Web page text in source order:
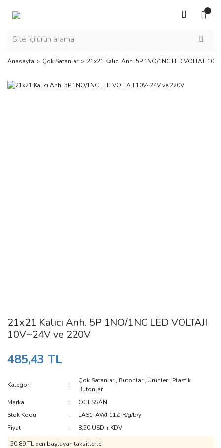
Anasayfa Çok Satanlar 21x21 Kalıcı Anh. 5P 1NO/1NC LED VOLTAJI
21x21 Kalıcı Anh. 5P 1NO/1NC LED VOLTAJI
10V~24V ve 220V
485,43 TL
Kategori
Çok Satanlar, Butonlar, Ürünler, Plastik
Butonlar
Marka
OGESSAN
Stok Kodu
LAS1-AWJ-11Z-R/g/b/y
Fiyat
8,50 USD + KDV
50,89 TL den başlayan taksitlerle!